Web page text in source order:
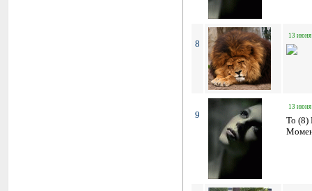
8
13 июня
9
13 июня
To